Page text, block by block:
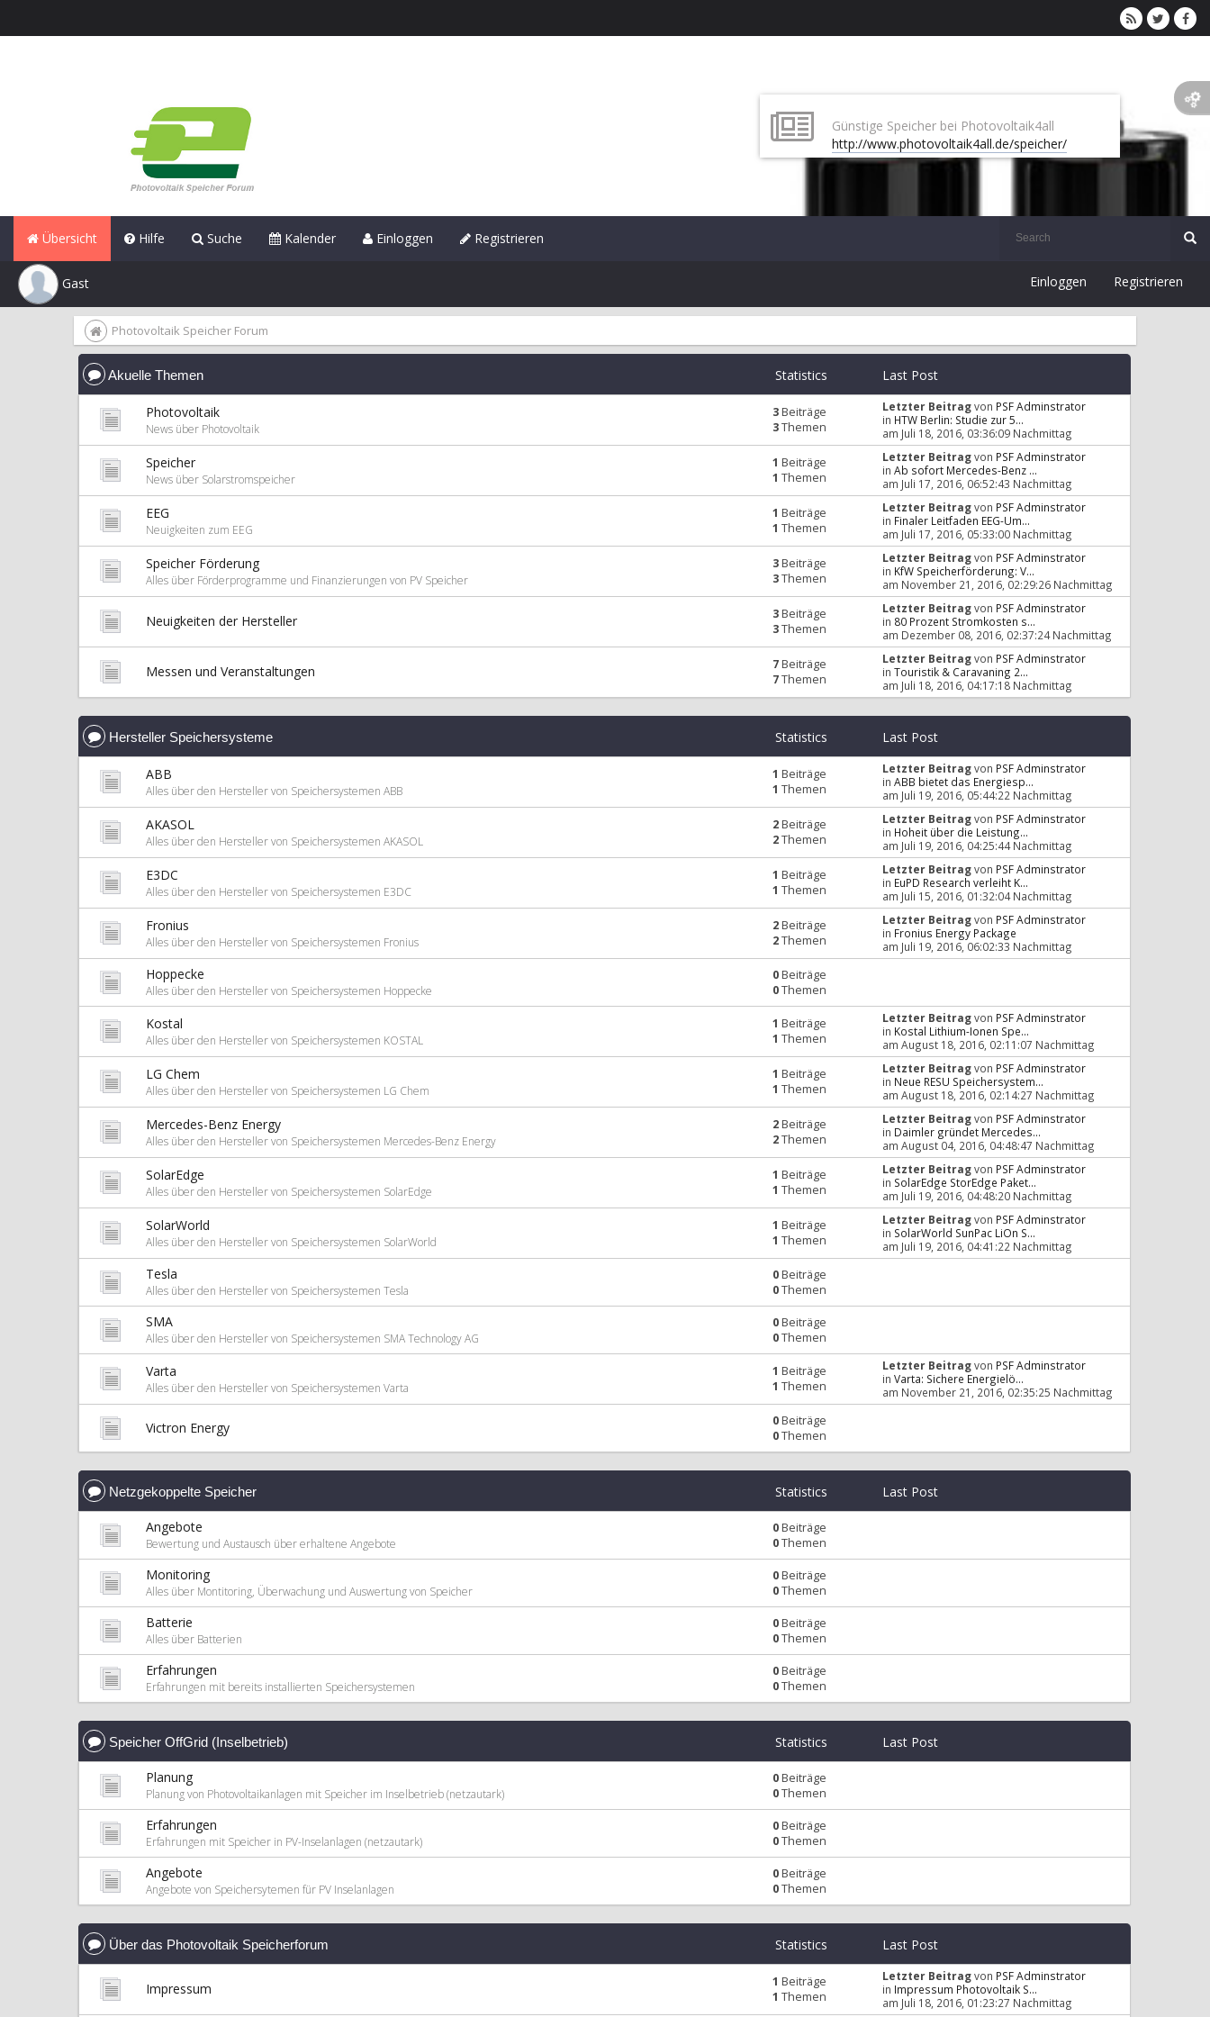
Günstige Speicher bei Photovoltaik4all
http://www.photovoltaik4all.de/speicher/
Übersicht Hilfe Suche Kalender Einloggen Registrieren
Gast Einloggen Registrieren
Photovoltaik Speicher Forum
Akuelle Themen Statistics Last Post
Photovoltaik
News über Photovoltaik
3Beiträge
3Themen
Letzter Beitragvon PSF Adminstrator
in HTW Berlin: Studie zur 5...
am Juli 18, 2016, 03:36:09 Nachmittag
Speicher
News über Solarstromspeicher
1 Beiträge
1 Themen
Letzter Beitragvon PSF Adminstrator
inAb sofort Mercedes-Benz ...
am Juli 17, 2016, 06:52:43 Nachmittag
EEG
Neuigkeiten zum EEG
1 Beiträge
1 Themen
Letzter Beitragvon PSF Adminstrator
in Finaler Leitfaden EEG-Um...
am Juli 17, 2016, 05:33:00 Nachmittag
Speicher Förderung
Alles über Förderprogramme und Finanzierungen von PV Speicher
3Beiträge
3Themen
Letzter Beitragvon PSF Adminstrator
in KfW Speicherförderung: V...
am November 21, 2016, 02:29:26 Nachmittag
Neuigkeiten der Hersteller 3Beiträge
3Themen
Letzter Beitragvon PSF Adminstrator
in 80 Prozent Stromkosten s...
am Dezember 08, 2016, 02:37:24 Nachmittag
Messen und Veranstaltungen 7Beiträge
7Themen
Letzter Beitragvon PSF Adminstrator
inTouristik & Caravaning 2...
am Juli 18, 2016, 04:17:18 Nachmittag
Hersteller Speichersysteme Statistics Last Post
ABB
Alles über den Hersteller von Speichersystemen ABB
1 Beiträge
1 Themen
Letzter Beitragvon PSF Adminstrator
inABB bietet das Energiesp...
am Juli 19, 2016, 05:44:22 Nachmittag
AKASOL
Alles über den Hersteller von Speichersystemen AKASOL
2Beiträge
2Themen
Letzter Beitragvon PSF Adminstrator
in Hoheit über die Leistung...
am Juli 19, 2016, 04:25:44 Nachmittag
E3DC
Alles über den Hersteller von Speichersystemen E3DC
1 Beiträge
1 Themen
Letzter Beitragvon PSF Adminstrator
in EuPD Research verleiht K...
am Juli 15, 2016, 01:32:04 Nachmittag
Fronius
Alles über den Hersteller von Speichersystemen Fronius
2Beiträge
2Themen
Letzter Beitragvon PSF Adminstrator
in Fronius Energy Package
am Juli 19, 2016, 06:02:33 Nachmittag
Hoppecke
Alles über den Hersteller von Speichersystemen Hoppecke
0Beiträge
0Themen
Kostal
Alles über den Hersteller von Speichersystemen KOSTAL
1 Beiträge
1 Themen
Letzter Beitragvon PSF Adminstrator
in Kostal Lithium-Ionen Spe...
am August 18, 2016, 02:11:07 Nachmittag
LG Chem
Alles über den Hersteller von Speichersystemen LG Chem
1 Beiträge
1 Themen
Letzter Beitragvon PSF Adminstrator
in Neue RESU Speichersystem...
am August 18, 2016, 02:14:27 Nachmittag
Mercedes-Benz Energy
Alles über den Hersteller von Speichersystemen Mercedes-Benz Energy
2Beiträge
2Themen
Letzter Beitragvon PSF Adminstrator
in Daimler gründet Mercedes...
am August 04, 2016, 04:48:47 Nachmittag
SolarEdge
Alles über den Hersteller von Speichersystemen SolarEdge
1 Beiträge
1 Themen
Letzter Beitragvon PSF Adminstrator
in SolarEdge StorEdge Paket...
am Juli 19, 2016, 04:48:20 Nachmittag
SolarWorld
Alles über den Hersteller von Speichersystemen SolarWorld
1 Beiträge
1 Themen
Letzter Beitragvon PSF Adminstrator
in SolarWorld SunPac LiOn S...
am Juli 19, 2016, 04:41:22 Nachmittag
Tesla
Alles über den Hersteller von Speichersystemen Tesla
0Beiträge
0Themen
SMA
Alles über den Hersteller von Speichersystemen SMA Technology AG
0Beiträge
0Themen
Varta
Alles über den Hersteller von Speichersystemen Varta
1 Beiträge
1 Themen
Letzter Beitragvon PSF Adminstrator
inVarta: Sichere Energielö...
am November 21, 2016, 02:35:25 Nachmittag
Victron Energy 0Beiträge
0Themen
Netzgekoppelte Speicher Statistics Last Post
Angebote
Bewertung und Austausch über erhaltene Angebote
0Beiträge
0Themen
Monitoring
Alles über Montitoring, Überwachung und Auswertung von Speicher
0Beiträge
0Themen
Batterie
Alles über Batterien
0Beiträge
0Themen
Erfahrungen
Erfahrungen mit bereits installierten Speichersystemen
0Beiträge
0Themen
Speicher OffGrid (Inselbetrieb) Statistics Last Post
Planung
Planung von Photovoltaikanlagen mit Speicher im Inselbetrieb (netzautark)
0Beiträge
0Themen
Erfahrungen
Erfahrungen mit Speicher in PV-Inselanlagen (netzautark)
0Beiträge
0Themen
Angebote
Angebote von Speichersytemen für PV Inselanlagen
0Beiträge
0Themen
Über das Photovoltaik Speicherforum Statistics Last Post
Impressum 1 Beiträge
1 Themen
Letzter Beitragvon PSF Adminstrator
in Impressum Photovoltaik S...
am Juli 18, 2016, 01:23:27 Nachmittag